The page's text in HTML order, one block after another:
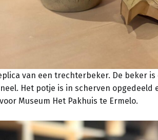
van een trechterbeker. De beker is
Het potje is in scherven opgedeeld
Museum Het Pakhuis te Ermelo.